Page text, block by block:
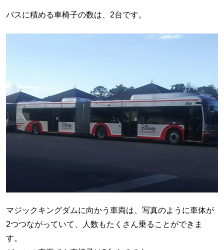
バスに積める車椅子の数は、2台です。
マジックキングダムに向かう車両は、写真のように車体が
2つつながっていて、人数もたくさん乗ることができま
す。